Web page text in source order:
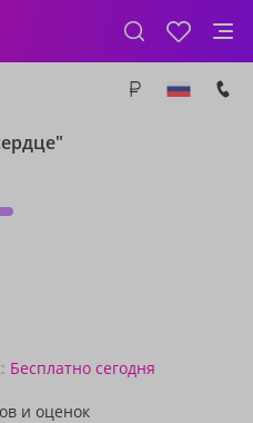
Бесплатно сегодня
и оценок